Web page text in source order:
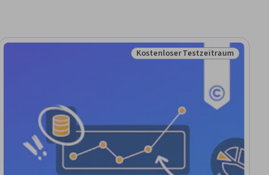
Status: Kostenloser
Kostenloser Testzeitraum